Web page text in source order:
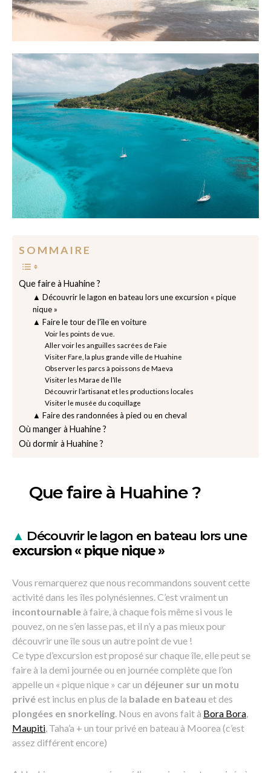
S O M M A I R E
Que faire à Huahine ?
▲ Découvrir le lagon en bateau lors une excursion « pique
nique »
▲ Faire le tour de l’île en voiture
Voir les points de vue.
Aller voir les anguilles sacrées de Faie
Visiter Fare, la plus grande ville de Huahine
Observer les parcs à poissons de Maeva
Visiter les Marae de l’île
Découvrir l’artisanat et les productions locales
Visiter le musée du coquillage
▲ Faire des randonnées à pied ou en cheval
Où manger à Huahine ?
Où dormir à Huahine ?
Que faire à Huahine ?
▲ Découvrir le lagon en bateau lors une
excursion « pique nique »
Vous remarquerez que nous recommandons souvent cette
activité dans les îles polynésiennes. C’est vraiment un
incontournableà faire, à chaque fois même si vous le
pouvez, on ne s’en lasse pas, et il n’y a pas mieux pour
découvrir une île sous un autre point de vue !
Ce type d’excursion est proposé sur chaque île, elle peut se
faire à la demi journée ou en journée complète que l’on
appelle un « pique nique » car un déjeuner sur un motu
privéest inclus en plus de la balade en bateau et des
plongées en snorkeling . Nous en avons fait à Bora Bora
Maupiti , Taha’a + un tour privé en bateau à Moorea (c’est
assez différent encore)